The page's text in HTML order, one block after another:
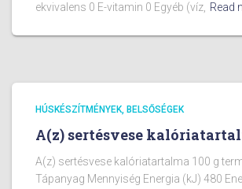
ekvivalens 0 E-vitamin 0 Egyéb (víz, Read
HÚSKÉSZÍTMÉNYEK, BELSŐSÉGEK
A(z) sertésvese
A(z) sertésvese kalóriatartalma 100 g
Tápanyag Mennyiség Energia (kJ) 480